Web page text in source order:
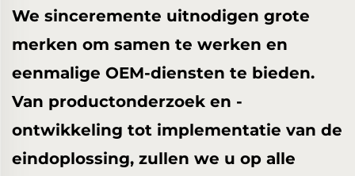
We sinceremente uitnodigen grote
merken om samen te werken en
eenmalige OEM-diensten te bieden.
Van productonderzoek en -
ontwikkeling tot implementatie van de
eindoplossing, zullen we u op alle